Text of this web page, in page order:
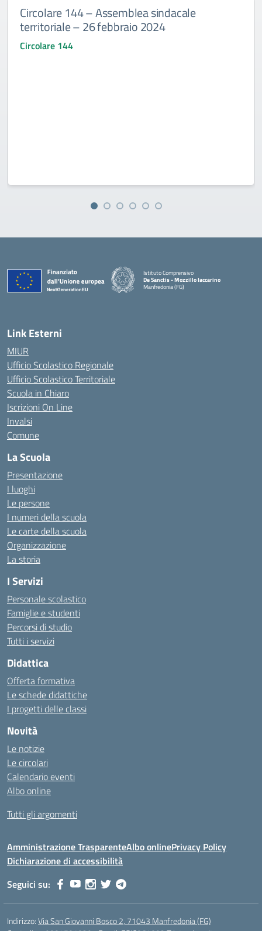
Circolare 144 – Assemblea sindacale
territoriale – 26 febbraio 2024
Circolare 144
Istituto Comprensivo
De Sanctis - Mozzillo Iaccarino
Manfredonia (FG)
Link Esterni
MIUR
Ufficio Scolastico Regionale
Ufficio Scolastico Territoriale
Scuola in Chiaro
Iscrizioni On Line
Invalsi
Comune
La Scuola
Presentazione
I luoghi
Le persone
I numeri della scuola
Le carte della scuola
Organizzazione
La storia
I Servizi
Personale scolastico
Famiglie e studenti
Percorsi di studio
Tutti i servizi
Didattica
Offerta formativa
Le schede didattiche
I progetti delle classi
Novità
Le notizie
Le circolari
Calendario eventi
Albo online
Tutti gli argomenti
Amministrazione TrasparenteAlbo onlinePrivacy Policy
Dichiarazione di accessibilità
Seguici su:
Indirizzo:Via San Giovanni Bosco 2, 71043 Manfredonia (FG)